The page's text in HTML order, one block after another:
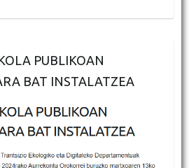
PUBLIKOAN
BAT INSTALATZEA